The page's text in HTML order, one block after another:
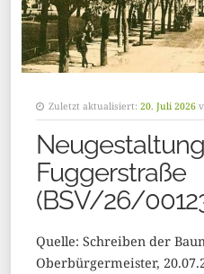
Zuletzt aktualisiert: 20. Juli 2026
Fuggerstraße
(BSV/26/
Quelle: Schreiben der
Oberbürgermeister,